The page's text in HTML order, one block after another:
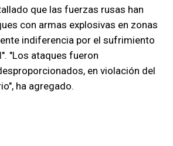
que las fuerzas rusas han
con armas explosivas en zonas
indiferencia por el sufrimiento
"Los ataques fueron
en violación del
ha agregado.